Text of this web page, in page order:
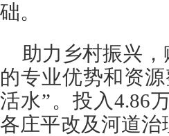
础。
助力乡村振兴
的专业优势和资
活水”。投入4.86
各庄平改及河道